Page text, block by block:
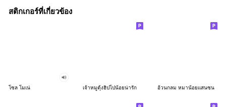
สติกเกอร์ที่เกี่ยวข้อง
โซล โมเน่ เจ้าหมูดุ้งฮิปโปน้อยน่ารัก อ้วนกลม หมาน้อยแสนซน